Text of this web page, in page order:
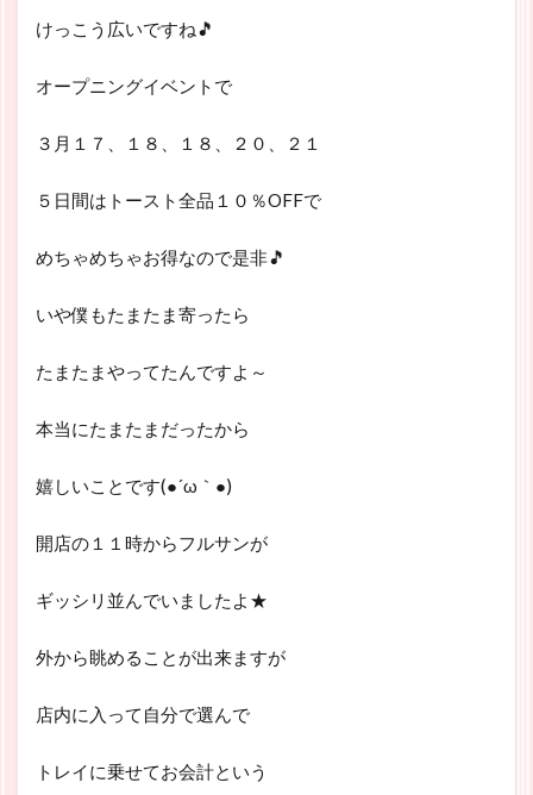
けっこう広いですね🎵
オープニングイベントで
３月１７、１８、１８、２０、２１
５日間はトースト全品１０％OFFで
めちゃめちゃお得なので是非🎵
いや僕もたまたま寄ったら
たまたまやってたんですよ～
本当にたまたまだったから
嬉しいことです(●´ω｀●)
開店の１１時からフルサンが
ギッシリ並んでいましたよ★
外から眺めることが出来ますが
店内に入って自分で選んで
トレイに乗せてお会計という